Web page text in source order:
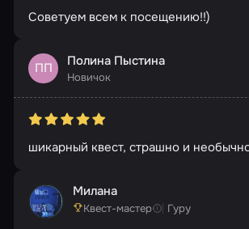
Советуем всем к посещению!!)
ПП Полина Пыстина
Новичок
шикарный квест, страшно и
Милана
Квест-мастер Гуру